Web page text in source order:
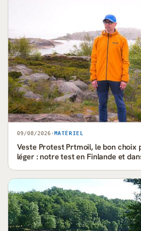
09/08/2026 · MATÉRIEL
Veste Protest Prtmoil, le bon choix
léger : notre test en Finlande et